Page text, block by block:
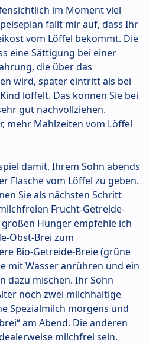
im Moment viel
fällt mir auf, dass Ihr
vom Löffel bekommt. Die
eine Sättigung bei einer
die über das
wird, später eintritt als bei
löffelt. Das können Sie bei
gut nachvollziehen.
mehr Mahlzeiten vom Löffel
damit, Ihrem Sohn abends
Flasche vom Löffel zu geben.
Sie als nächsten Schritt
Frucht-Getreide-
Hunger empfehle ich
Obst-Brei zum
Bio-Getreide-Breie (grüne
mit Wasser anrühren und ein
dazu mischen. Ihr Sohn
noch zwei milchhaltige
Spezialmilch morgens und
am Abend. Die anderen
milchfrei sein.